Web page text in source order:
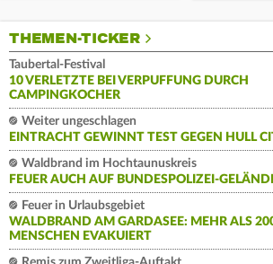
THEMEN-TICKER
Taubertal-Festival
10 VERLETZTE BEI VERPUFFUNG DURCH
CAMPINGKOCHER
Weiter ungeschlagen
EINTRACHT GEWINNT TEST GEGEN HULL
Waldbrand im Hochtaunuskreis
FEUER AUCH AUF BUNDESPOLIZEI-
Feuer in Urlaubsgebiet
WALDBRAND AM GARDASEE: MEHR ALS
MENSCHEN EVAKUIERT